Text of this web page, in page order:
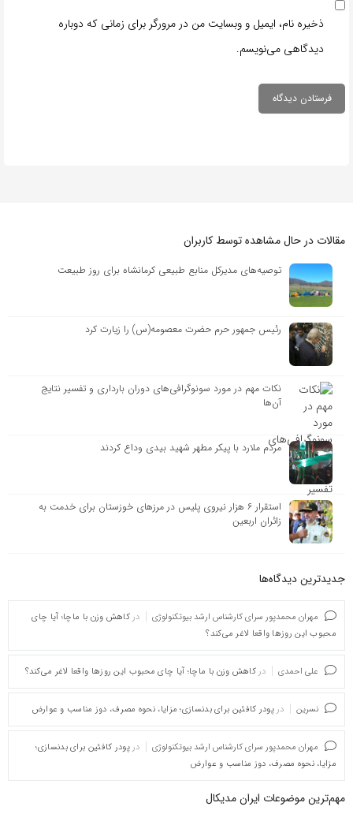
ذخیره نام، ایمیل و وبسایت من در مرورگر برای زمانی که دوباره
دیدگاهی می‌نویسم.
مقالات در حال مشاهده توسط کاربران
توصیه‌های مدیرکل منابع طبیعی کرمانشاه برای روز طبیعت
رئیس جمهور حرم حضرت معصومه(س) را زیارت کرد
نکات مهم در مورد سونوگرافی‌های دوران بارداری و تفسیر نتایج
آن‌ها
مردم ملارد با پیکر مطهر شهید بیدی وداع کردند
استقرار ۶ هزار نیروی پلیس در مرزهای خوزستان برای خدمت به
زائران اربعین
جدیدترین دیدگاه‌‌ها
مهران محمدپور سرای کارشناس ارشد بیوتکنولوژی درکاهش وزن با ماچا؛ آیا چای
محبوب این روزها واقعا لاغر می‌کند؟
علی احمدی درکاهش وزن با ماچا؛ آیا چای محبوب این روزها واقعا لاغر می‌کند؟
نسرین درپودر کافئین برای بدنسازی؛ مزایا، نحوه مصرف، دوز مناسب و عوارض
مهران محمدپور سرای کارشناس ارشد بیوتکنولوژی درپودر کافئین برای بدنسازی؛
مزایا، نحوه مصرف، دوز مناسب و عوارض
مهم‌ترین موضوعات ایران مدیکال